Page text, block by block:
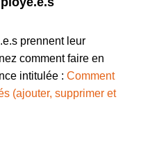
prennent leur
comment faire en
intitulée : Comment
(ajouter, supprimer et